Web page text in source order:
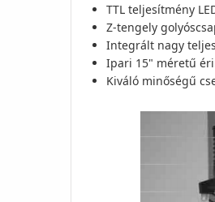
TTL teljesítmény
Z-tengely
Integrált nagy
Ipari 15" méretű
Kiváló minőségű